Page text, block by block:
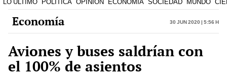
LO ÚLTIMO POLÍTICA OPINIÓN ECONOMÍA SOCIEDAD MUNDO
Economía 30 Jun 2020 | 5:56 h
Aviones y buses saldrían con
el 100% de asientos